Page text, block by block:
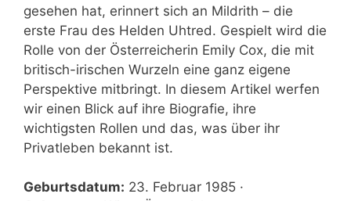
gesehen hat, erinnert sich an Mildrith – die
erste Frau des Helden Uhtred. Gespielt wird die
Rolle von der Österreicherin Emily Cox, die mit
britisch-irischen Wurzeln eine ganz eigene
Perspektive mitbringt. In diesem Artikel werfen
wir einen Blick auf ihre Biografie, ihre
wichtigsten Rollen und das, was über ihr
Privatleben bekannt ist.
Geburtsdatum: 23. Februar 1985 ·